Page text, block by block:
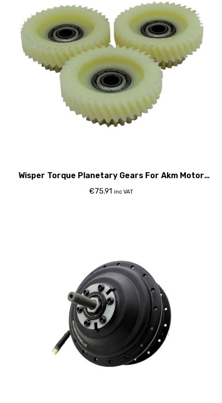
Wisper Torque Planetary Gears For Akm Motor
2015
€75.91 inc VAT